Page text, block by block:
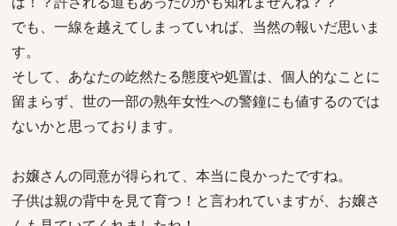
でも、一線を越えてしまっていれば、当然の報いだ思いま
す。
そして、あなたの屹然たる態度や処置は、個人的なことに
留まらず、世の一部の熟年女性への警鐘にも値するのでは
ないかと思っております。
お嬢さんの同意が得られて、本当に良かったですね。
子供は親の背中を見て育つ！と言われていますが、お嬢さ